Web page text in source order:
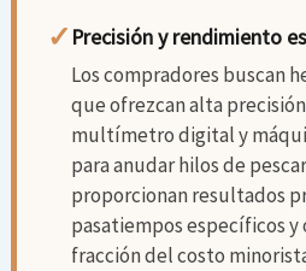
✓ Precisión y rendimiento
Los compradores buscan
que ofrezcan alta
multímetro digital y
para anudar hilos de
proporcionan resultados
pasatiempos específicos y
fracción del costo